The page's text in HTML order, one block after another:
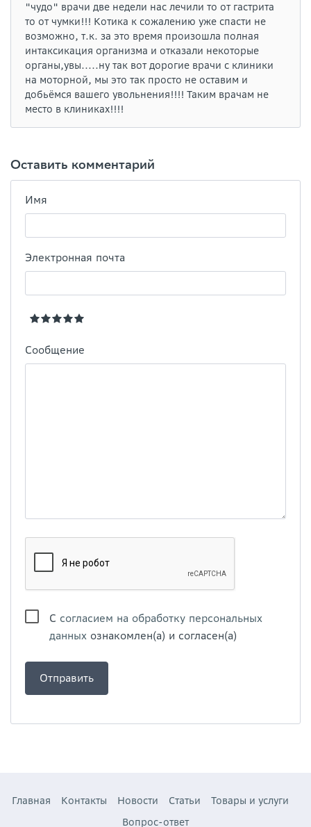
"чудо" врачи две недели нас лечили то от гастрита
то от чумки!!! Котика к сожалению уже спасти не
возможно, т.к. за это время произошла полная
интаксикация организма и отказали некоторые
органы,увы.....ну так вот дорогие врачи с клиники
на моторной, мы это так просто не оставим и
добьёмся вашего увольнения!!!! Таким врачам не
место в клиниках!!!!
Оставить комментарий
Имя
Электронная почта
Сообщение
С согласием на обработку персональных
данных ознакомлен(а) и согласен(а)
Главная Контакты Новости Статьи
Товары и услуги
Вопрос-ответ